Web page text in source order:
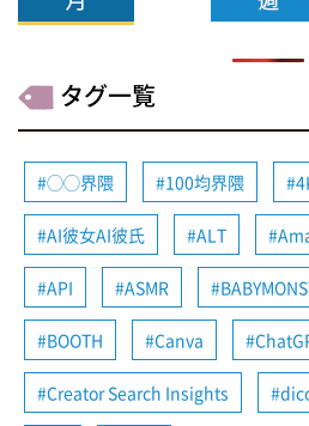
タグ一覧
◯◯界隈 100均界隈
AI彼女AI彼氏 ALT
API ASMR
BOOTH Canva
Creator Search Insights